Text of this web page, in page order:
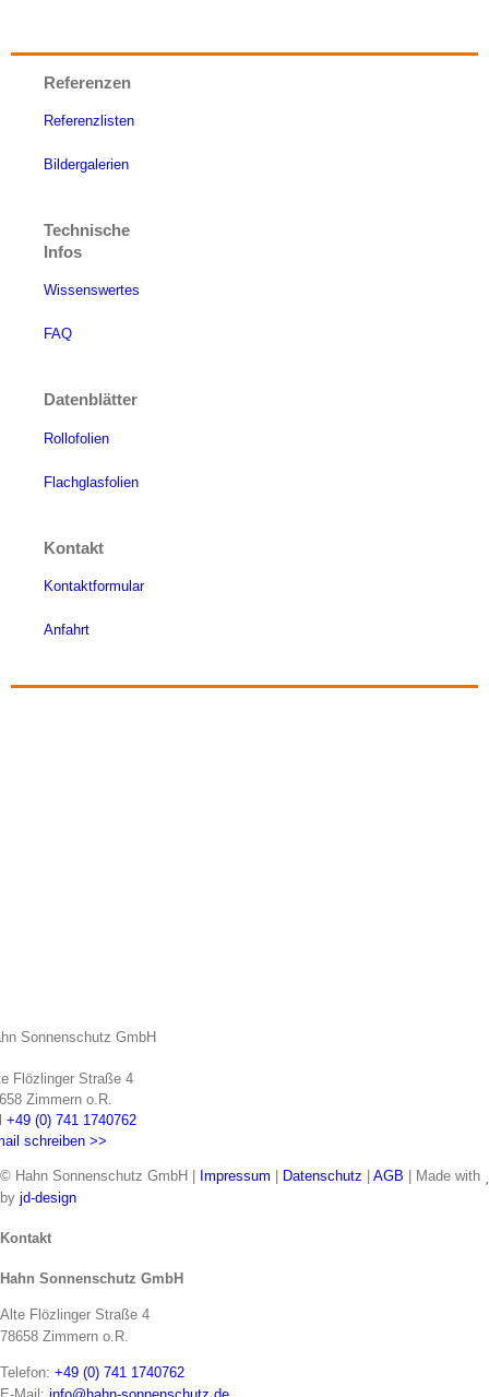
Referenzen
Referenzlisten
Bildergalerien
Technische
Infos
Wissenswertes
FAQ
Datenblätter
Rollofolien
Flachglasfolien
Kontakt
Kontaktformular
Anfahrt
Sonnenschutz GmbH
Flözlinger Straße 4
Zimmern o.R.
+49 (0) 741 1740762
schreiben >>
© Hahn Sonnenschutz GmbH | Impressum Datenschutz AGB | Made with
by jd-design
Toggle
Bar
Kontakt
Hahn Sonnenschutz GmbH
Alte Flözlinger Straße 4
78658 Zimmern o.R.
Telefon: +49 (0) 741 1740762